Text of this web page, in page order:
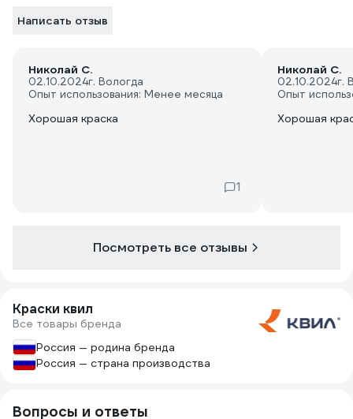
Написать отзыв
Николай С.
02.10.2024г. Вологда
Опыт использования: Менее месяца
Хорошая краска
1
Николай С.
02.10.2024г.
Опыт
Хорошая
Посмотреть все отзывы
Краски квил
Все товары бренда
Россия — родина бренда
Россия — страна производства
Вопросы и ответы